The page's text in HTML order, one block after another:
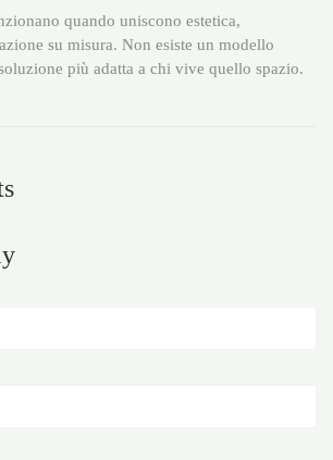
quando uniscono estetica,
su misura. Non esiste un modello
più adatta a chi vive quello spazio.